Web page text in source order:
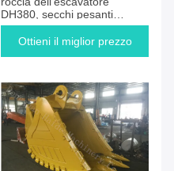
DH380, secchi pesanti
dell'attrezzatura
Ottieni il miglior prezzo